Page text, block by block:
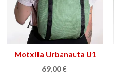
Motxilla Urbanauta U1
MINI
69,00 €